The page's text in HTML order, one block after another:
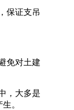
保证支吊
免对土建
，大多是
生。